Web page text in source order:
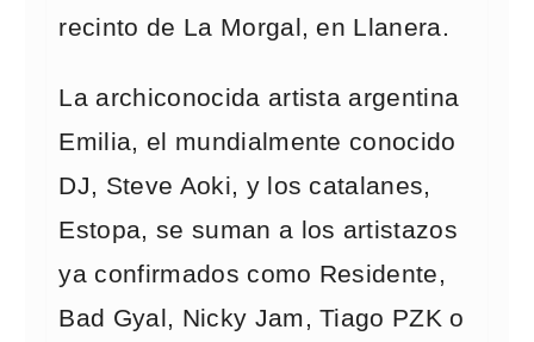
recinto de La Morgal, en Llanera.
La archiconocida artista argentina
Emilia, el mundialmente conocido
DJ, Steve Aoki, y los catalanes,
Estopa, se suman a los artistazos
ya confirmados como Residente,
Bad Gyal, Nicky Jam, Tiago PZK o